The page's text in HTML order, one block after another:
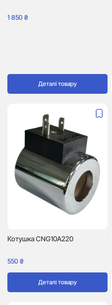
1 850₴
Деталі товару
Котушка CNG10A220
550₴
Деталі товару